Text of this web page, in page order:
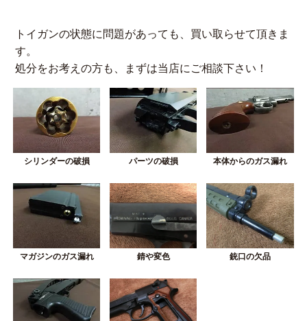
トイガンの状態に問題があっても、買い取らせて頂きま
す。
処分をお考えの方も、まずは当店にご相談下さい！
シリンダーの破損 パーツの破損 本体からのガス漏れ
マガジンのガス漏れ 錆や変色 銃口の欠品